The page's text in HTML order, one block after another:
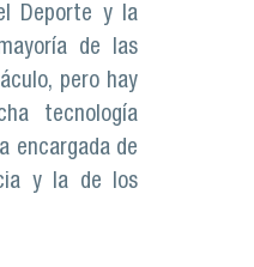
Deporte y la
de las
pero hay
tecnología
encargada de
y la de los